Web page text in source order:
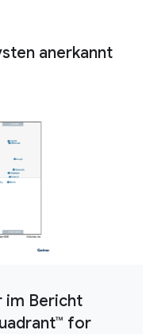
anerkannt
im Bericht
for